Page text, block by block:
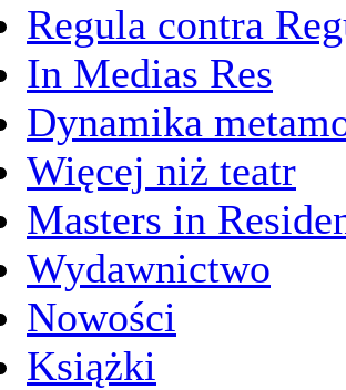
Regula contra
In Medias Res
Dynamika
Więcej niż teatr
Masters in
Wydawnictwo
Nowości
Książki